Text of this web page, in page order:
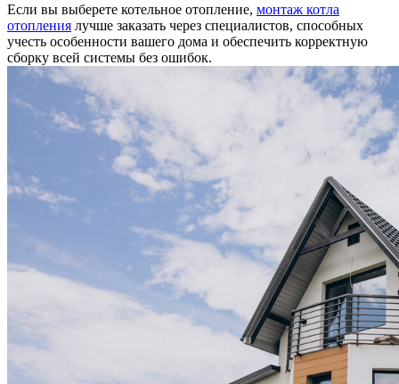
Если вы выберете котельное отопление, монтаж котла
отопления лучше заказать через специалистов, способных
учесть особенности вашего дома и обеспечить корректную
сборку всей системы без ошибок.